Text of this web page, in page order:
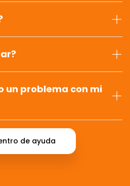
un problema con mi
de ayuda